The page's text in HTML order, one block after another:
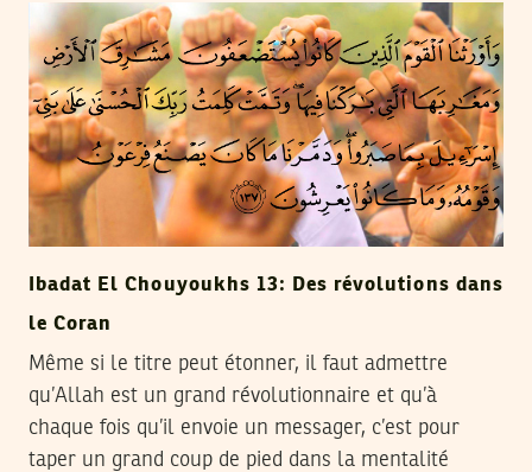
Ibadat El Chouyoukhs 13: Des révolutions dans
le Coran
Même si le titre peut étonner, il faut admettre
qu’Allah est un grand révolutionnaire et qu’à
chaque fois qu’il envoie un messager, c’est pour
taper un grand coup de pied dans la mentalité